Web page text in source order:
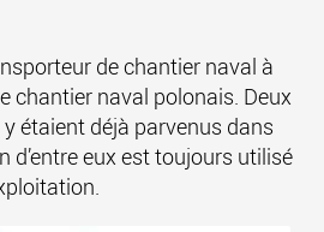
de chantier naval à
chantier naval polonais. Deux
étaient déjà parvenus dans
d’entre eux est toujours utilisé